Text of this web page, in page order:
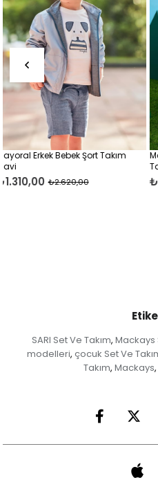
Mayoral Erkek Çocuk Penye Şort
₺1.012,50 ₺2.025,00
SARI Set Ve Takım, Mackays
modelleri, çocuk Set Ve
Takım, Mackays,